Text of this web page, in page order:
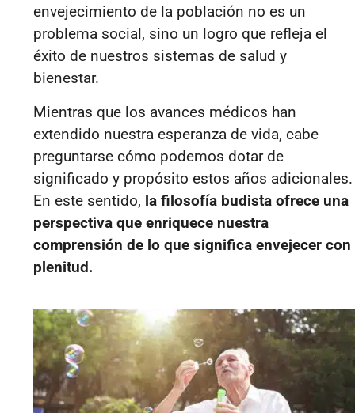
envejecimiento de la población no es un
problema social, sino un logro que refleja el
éxito de nuestros sistemas de salud y
bienestar.
Mientras que los avances médicos han
extendido nuestra esperanza de vida, cabe
preguntarse cómo podemos dotar de
significado y propósito estos años adicionales.
En este sentido, la filosofía budista ofrece una
perspectiva que enriquece nuestra
comprensión de lo que significa envejecer con
plenitud.